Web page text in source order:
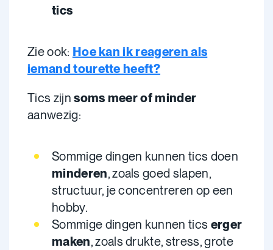
tics
Zie ook: Hoe kan ik reageren als
iemand tourette heeft?
Tics zijnsoms meer of minder
aanwezig:
Sommige dingen kunnen tics doen
minderen, zoals goed slapen,
structuur, je concentreren op een
hobby.
Sommige dingen kunnen tics erger
maken, zoals drukte, stress, grote